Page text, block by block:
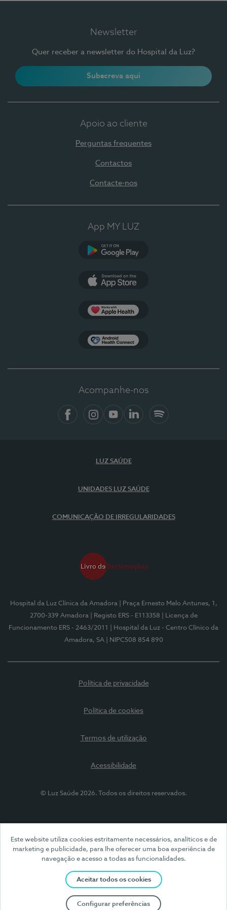
Este website utiliza cookies estritamente necessários, analíticos e de
marketing e publicidade, para lhe oferecer uma boa experiência de
navegação e acesso a todas as funcionalidades.
Aceitar todos os cookies
Configurar preferências
Newsletter
Quer receber a newsletter do Hospital da Luz?
Subscreva aqui
Apoio ao cliente
Perguntas frequentes
Contactos
Contacte-nos
App MY LUZ
Acompanhe-nos
LUZ SAÚDE
UNIDADES LUZ SAÚDE
COMUNICAÇÃO DE IRREGULARIDADES
Hospital da Luz Clínica da Amadora
| Praça Ernesto Melo Antunes, 1,
2700-339 Amadora
| Registo ERS - E113358
| Licença de
Funcionamento ERS - 2463/2011
| Hospital da Luz - Centro Clínico da
Amadora, SA
| NIPC508 854 890
Política de privacidade
Política de cookies
Termos de utilização
Acessibilidade
© Luz Saúde 2026. Todos os direitos reservados.